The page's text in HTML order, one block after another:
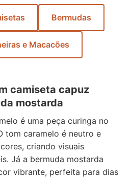
Bermudas
e Macacões
camiseta capuz
mostarda
é uma peça curinga no
tom caramelo é neutro e
criando visuais
Já a bermuda mostarda
vibrante, perfeita para dias